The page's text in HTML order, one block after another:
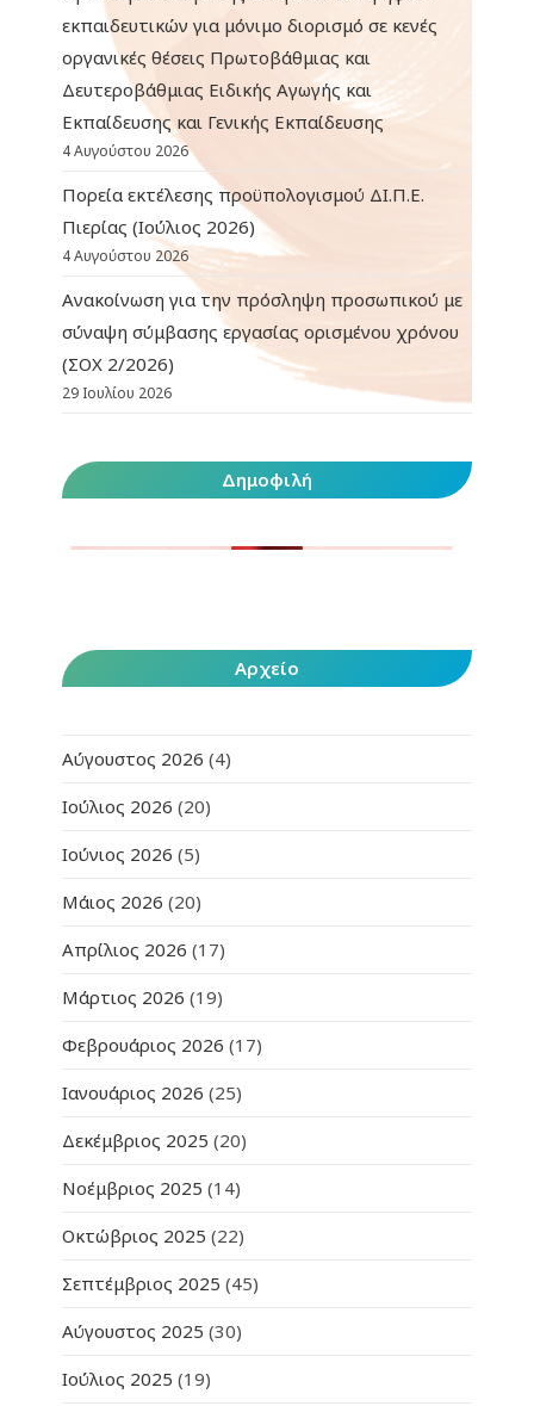
εκπαιδευτικών για μόνιμο διορισμό σε κενές
οργανικές θέσεις Πρωτοβάθμιας και
Δευτεροβάθμιας Ειδικής Αγωγής και
Εκπαίδευσης και Γενικής Εκπαίδευσης
4 Αυγούστου 2026
Πορεία εκτέλεσης προϋπολογισμού ΔΙ.Π.Ε.
Πιερίας (Ιούλιος 2026)
4 Αυγούστου 2026
Ανακοίνωση για την πρόσληψη προσωπικού με
σύναψη σύμβασης εργασίας ορισμένου χρόνου
(ΣΟΧ 2/2026)
29 Ιουλίου 2026
Δημοφιλή
Αρχείο
Αύγουστος 2026 (4)
Ιούλιος 2026 (20)
Ιούνιος 2026 (5)
Μάιος 2026 (20)
Απρίλιος 2026 (17)
Μάρτιος 2026 (19)
Φεβρουάριος 2026 (17)
Ιανουάριος 2026 (25)
Δεκέμβριος 2025 (20)
Νοέμβριος 2025 (14)
Οκτώβριος 2025 (22)
Σεπτέμβριος 2025 (45)
Αύγουστος 2025 (30)
Ιούλιος 2025 (19)